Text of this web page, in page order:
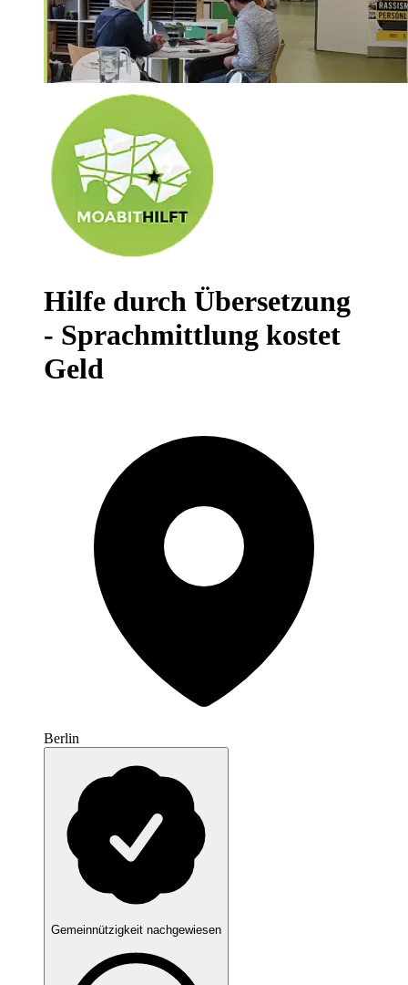
Hilfe durch Übersetzung
- Sprachmittlung kostet
Geld
Berlin
Gemeinnützigkeit nachgewiesen